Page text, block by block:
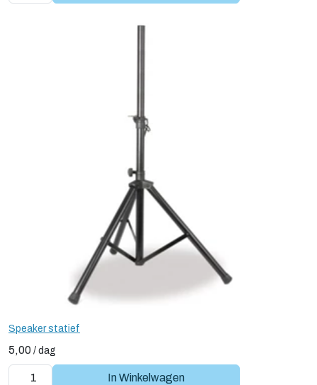
Speaker statief
5,00 / dag
In Winkelwagen